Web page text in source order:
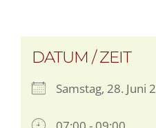
DATUM / ZEIT
Samstag, 28. Juni